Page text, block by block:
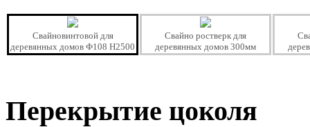
Свайновинтовой для
деревянных домов Ф108 Н2500
Свайно ростверк для
деревянных домов 300мм
Перекрытие цоколя